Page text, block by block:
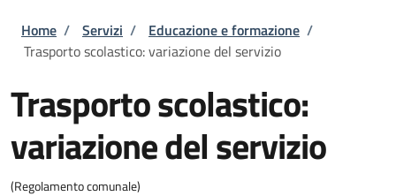
Briciole di pane
Home / Servizi / Educazione e formazione /
Trasporto scolastico: variazione del servizio
Trasporto scolastico:
variazione del servizio
(Regolamento comunale)